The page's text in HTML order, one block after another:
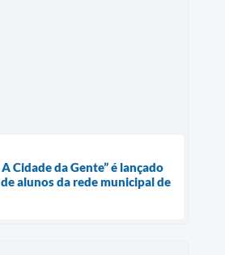
Cidade da Gente” é lançado
alunos da rede municipal de